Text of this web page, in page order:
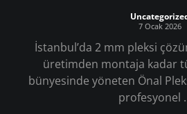
7 Ocak 2026
İstanbul’da 2 mm pleksi
üretimden montaja kadar
bünyesinde yöneten Önal
profesyonel